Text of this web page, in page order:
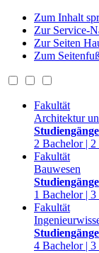
Zum Inhalt
Zur Service-
Zur Seiten
Zum
Fakultät
Architektur
Studiengänge
2 Bachelor | 2
Fakultät
Bauwesen
Studiengänge
1 Bachelor |
Fakultät
Studiengänge
4 Bachelor | 3